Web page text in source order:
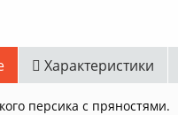
Характеристики
персика с пряностями.